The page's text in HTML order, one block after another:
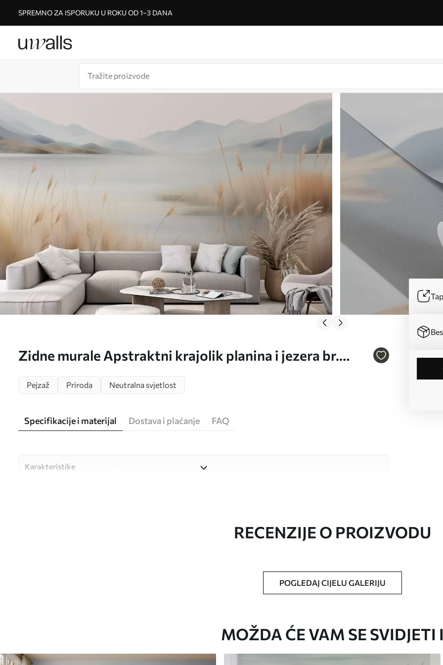
SPREMNO ZA ISPORUKU U ROKU OD 1–3 DANA
Zidne murale Apstraktni krajolik planina i jezera br.
Pejzaž Priroda Neutralna svjetlost
Specifikacije i materijal Dostava i plaćanje FAQ
Karakteristike
Slika se ispisuje u veličini koju ste odredili, izrezana na identične trake
RECENZIJE O PROIZVODU
POGLEDAJ CIJELU GALERIJU
MOŽDA ĆE VAM SE SVIDJETI